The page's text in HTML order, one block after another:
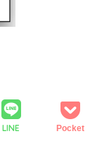
LINE Pocket